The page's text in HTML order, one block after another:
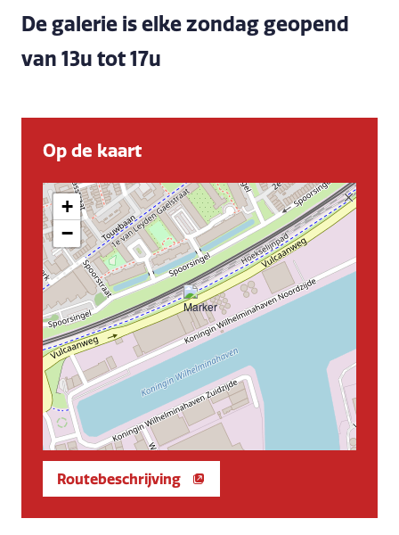
De galerie is elke zondag geopend
van 13u tot 17u
Op de kaart
+
−
Routebeschrijving